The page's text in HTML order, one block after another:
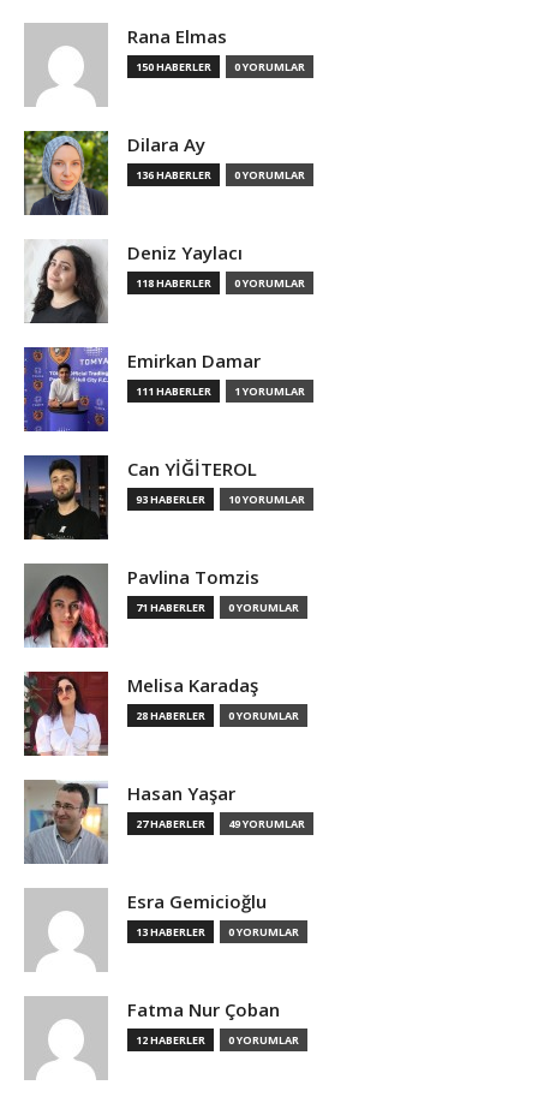
Rana Elmas
150 HABERLER 0 YORUMLAR
Dilara Ay
136 HABERLER 0 YORUMLAR
Deniz Yaylacı
118 HABERLER 0 YORUMLAR
Emirkan Damar
111 HABERLER 1 YORUMLAR
Can YİĞİTEROL
93 HABERLER 10 YORUMLAR
Pavlina Tomzis
71 HABERLER 0 YORUMLAR
Melisa Karadaş
28 HABERLER 0 YORUMLAR
Hasan Yaşar
27 HABERLER 49 YORUMLAR
Esra Gemicioğlu
13 HABERLER 0 YORUMLAR
Fatma Nur Çoban
12 HABERLER 0 YORUMLAR